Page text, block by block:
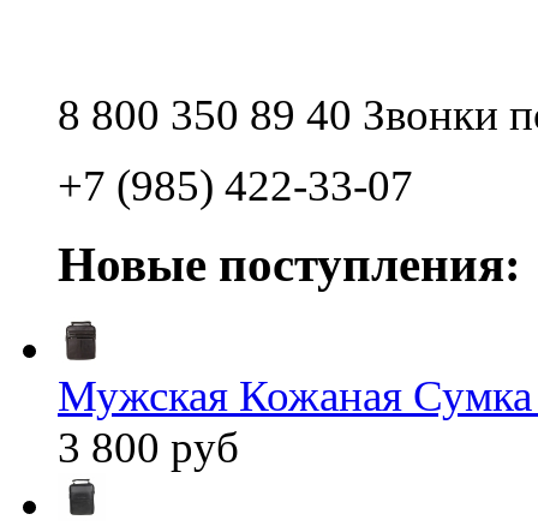
8 800 350 89 40 Звонки
+7 (985) 422-33-07
Новые поступления:
Мужская Кожаная
3 800 руб